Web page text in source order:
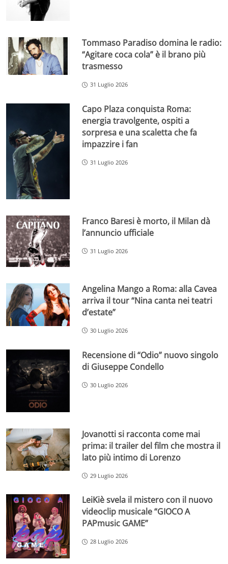
Tommaso Paradiso domina le radio:
“Agitare coca cola” è il brano più
trasmesso
31 Luglio 2026
Capo Plaza conquista Roma:
energia travolgente, ospiti a
sorpresa e una scaletta che fa
impazzire i fan
31 Luglio 2026
Franco Baresi è morto, il Milan dà
l’annuncio ufficiale
31 Luglio 2026
Angelina Mango a Roma: alla Cavea
arriva il tour “Nina canta nei teatri
d’estate”
30 Luglio 2026
Recensione di “Odio” nuovo singolo
di Giuseppe Condello
30 Luglio 2026
Jovanotti si racconta come mai
prima: il trailer del film che mostra il
lato più intimo di Lorenzo
29 Luglio 2026
LeiKiè svela il mistero con il nuovo
videoclip musicale “GIOCO A
PAPmusic GAME”
28 Luglio 2026